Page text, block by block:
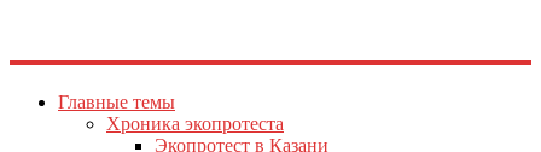
Главные темы
Хроника экопротеста
Экопротест в Казани